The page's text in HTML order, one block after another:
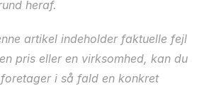
heraf.
artikel indeholder faktuelle fejl
pris eller en virksomhed, kan du
i så fald en konkret